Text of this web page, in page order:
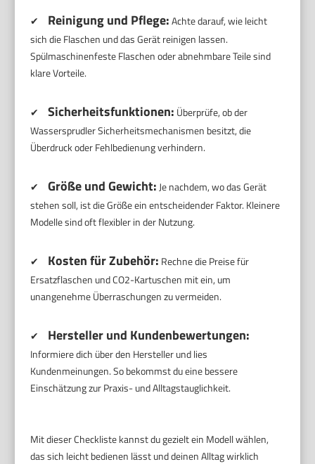
✔ Reinigung und Pflege:Achte darauf, wie leicht
sich die Flaschen und das Gerät reinigen lassen.
Spülmaschinenfeste Flaschen oder abnehmbare Teile sind
klare Vorteile.
✔ Sicherheitsfunktionen: Überprüfe, ob der
Wassersprudler Sicherheitsmechanismen besitzt, die
Überdruck oder Fehlbedienung verhindern.
✔ Größe und Gewicht: Je nachdem, wo das Gerät
stehen soll, ist die Größe ein entscheidender Faktor. Kleinere
Modelle sind oft flexibler in der Nutzung.
✔ Kosten für Zubehör: Rechne die Preise für
Ersatzflaschen und CO2-Kartuschen mit ein, um
unangenehme Überraschungen zu vermeiden.
✔ Hersteller und Kundenbewertungen:
Informiere dich über den Hersteller und lies
Kundenmeinungen. So bekommst du eine bessere
Einschätzung zur Praxis- und Alltagstauglichkeit.
Mit dieser Checkliste kannst du gezielt ein Modell wählen,
das sich leicht bedienen lässt und deinen Alltag wirklich